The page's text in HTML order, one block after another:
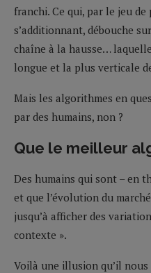
franchi. Ce qui, par le jeu de
s’additionnant, débouche
chaîne à la hausse…
longue et la plus verticale
Mais les algorithmes en
par des humains, non ?
Que le meilleur
Des humains qui sont – en
et que l’évolution du
jusqu’à afficher des
contexte ».
Voilà une illusion qu’il